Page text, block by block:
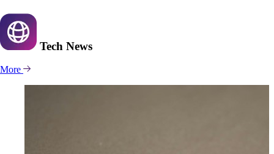
Tech News
More